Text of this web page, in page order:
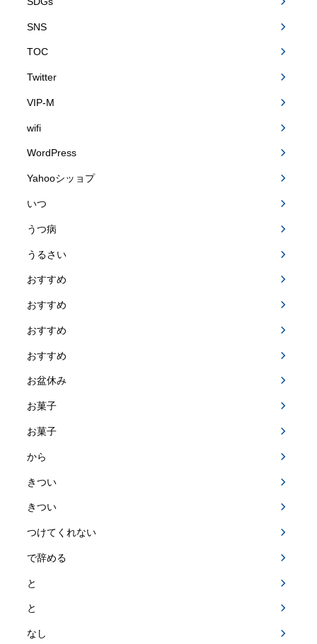
SNS
TOC
Twitter
VIP-M
wifi
WordPress
Yahooシッョプ
いつ
うつ病
うるさい
おすすめ
おすすめ
おすすめ
おすすめ
お盆休み
お菓子
お菓子
から
きつい
きつい
つけてくれない
で辞める
と
と
なし